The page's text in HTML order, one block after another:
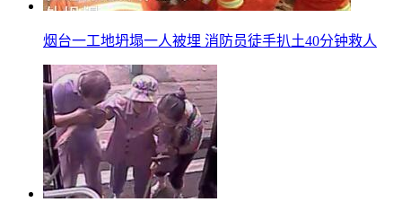
烟台一工地坍塌一人被埋 消防员徒手扒土40分钟救人